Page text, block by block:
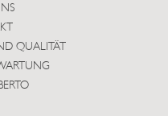
QUALITÄT